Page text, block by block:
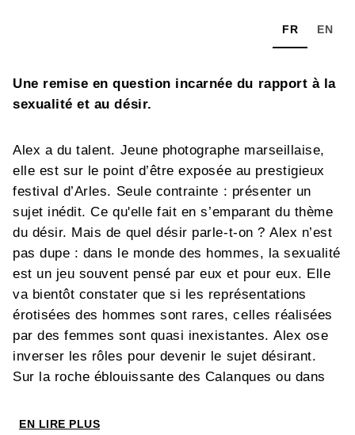
FR EN
Une remise en question incarnée du rapport à la
sexualité et au désir.
Alex a du talent. Jeune photographe marseillaise,
elle est sur le point d’être exposée au prestigieux
festival d’Arles. Seule contrainte : présenter un
sujet inédit. Ce qu'elle fait en s’emparant du thème
du désir. Mais de quel désir parle-t-on ? Alex n’est
pas dupe : dans le monde des hommes, la sexualité
est un jeu souvent pensé par eux et pour eux. Elle
va bientôt constater que si les représentations
érotisées des hommes sont rares, celles réalisées
par des femmes sont quasi inexistantes. Alex ose
inverser les rôles pour devenir le sujet désirant.
Sur la roche éblouissante des Calanques ou dans
prennent au jeu et deviennent ses premiers
EN LIRE PLUS